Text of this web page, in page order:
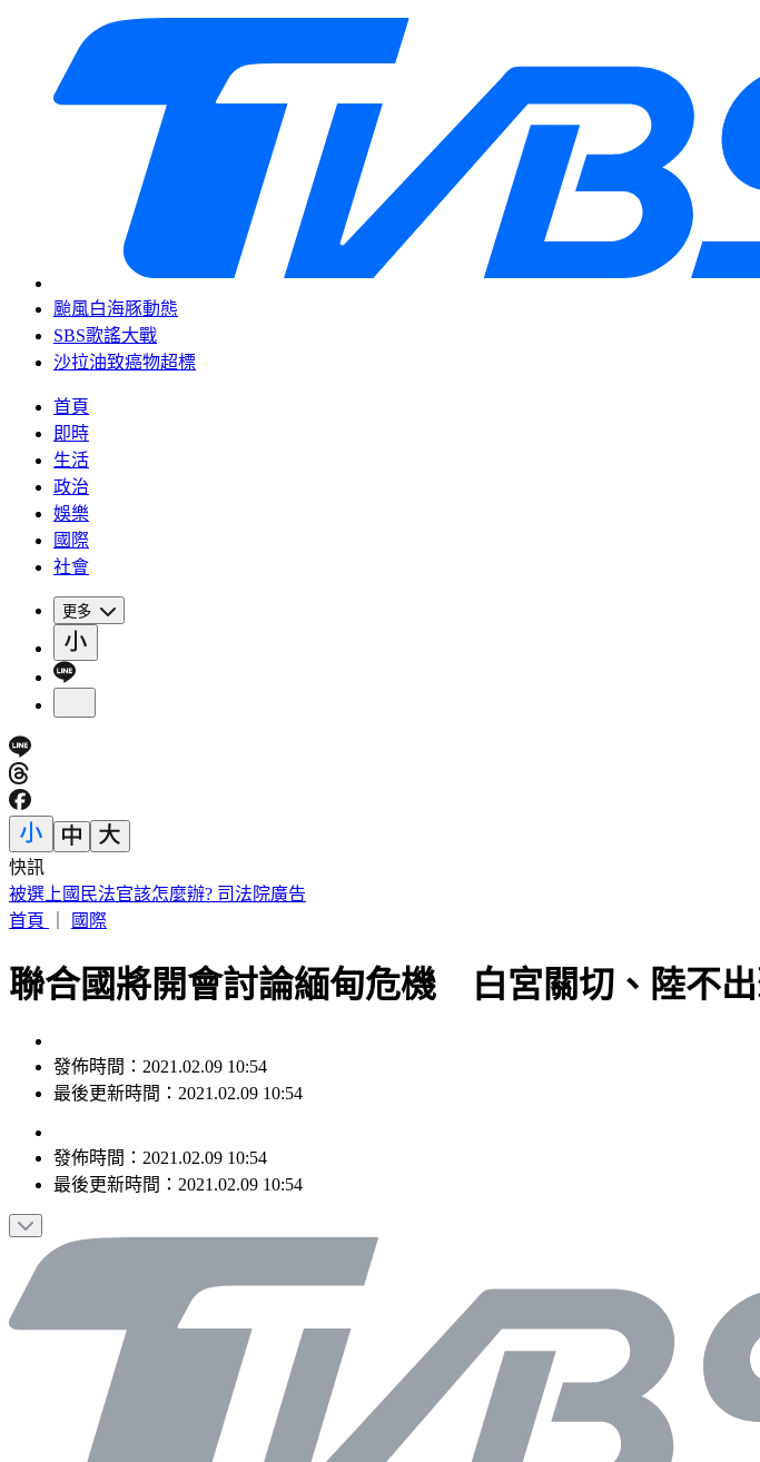
颱風白海豚動態
SBS歌謠大戰
沙拉油致癌物超標
首頁
即時
生活
政治
娛樂
國際
社會
更多
快訊
被選上國民法官該怎麼辦? 司法院廣告
首頁
國際
聯合國將開會討論緬甸危機 白宮關切、陸不
發佈時間：2021.02.09 10:54
最後更新時間：2021.02.09 10:54
發佈時間： 2021.02.09 10:54
最後更新時間： 2021.02.09 10:54